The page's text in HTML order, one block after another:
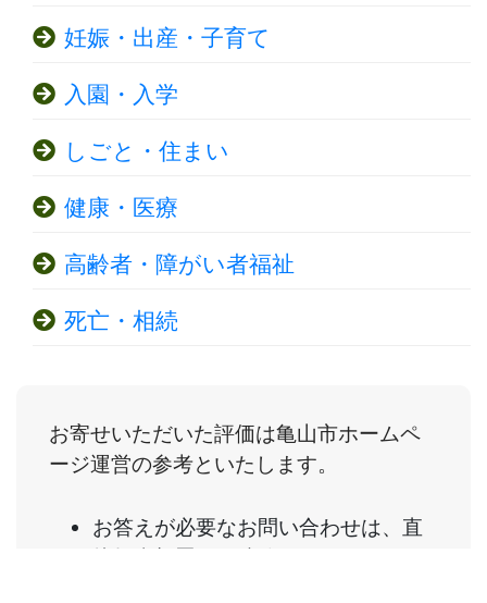
妊娠・出産・子育て
入園・入学
しごと・住まい
健康・医療
高齢者・障がい者福祉
死亡・相続